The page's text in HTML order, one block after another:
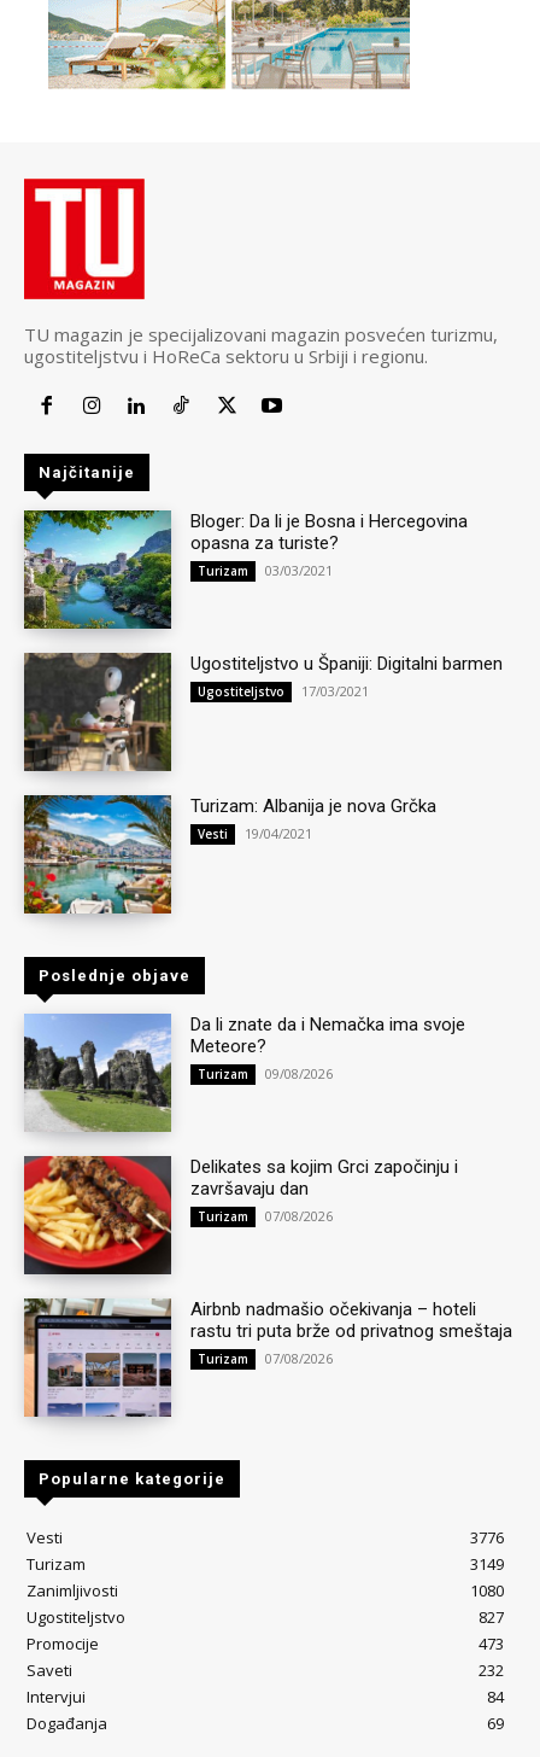
TU magazin je specijalizovani magazin posvećen turizmu,
ugostiteljstvu i HoReCa sektoru u Srbiji i regionu.
Najčitanije
Bloger: Da li je Bosna i Hercegovina
opasna za turiste?
Turizam 03/03/2021
Ugostiteljstvo u Španiji: Digitalni barmen
Ugostiteljstvo 17/03/2021
Turizam: Albanija je nova Grčka
Vesti 19/04/2021
Poslednje objave
Da li znate da i Nemačka ima svoje
Meteore?
Turizam 09/08/2026
Delikates sa kojim Grci započinju i
završavaju dan
Turizam 07/08/2026
Airbnb nadmašio očekivanja – hoteli
rastu tri puta brže od privatnog smeštaja
Turizam 07/08/2026
Popularne kategorije
Vesti
3776
Turizam
3149
Zanimljivosti
1080
Ugostiteljstvo
827
Promocije
473
Saveti
232
Intervjui
84
Događanja
69